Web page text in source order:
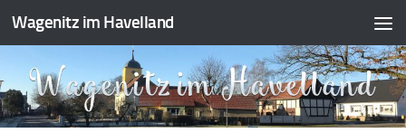
Zum Inhalt springen
Wagenitz im Havelland